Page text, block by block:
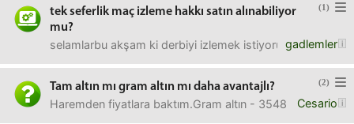
(1)
tek seferlik maç izleme hakkı satın alınabiliyor
mu?
gadlemler
selamlarbu akşam ki derbiyi izlemek istiyorum fakat lig
(2)
Tam altın mı gram altın mı daha avantajlı?
Cesario
Haremden fiyatlara baktım.Gram altın - 3548 /